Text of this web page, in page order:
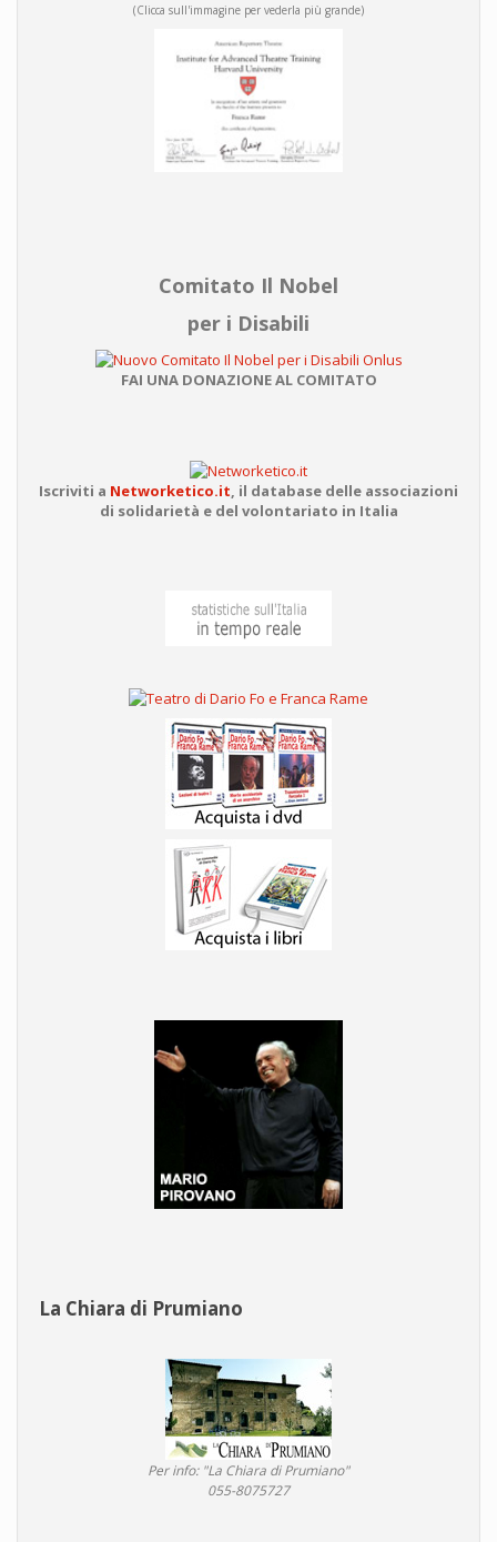
(Clicca sull'immagine per vederla più grande)
Comitato Il Nobel
per i Disabili
FAI UNA DONAZIONE AL COMITATO
Iscriviti a Networketico.it, il database delle associazioni
di solidarietà e del volontariato in Italia
La Chiara di Prumiano
Per info: "La Chiara di Prumiano"
055-8075727